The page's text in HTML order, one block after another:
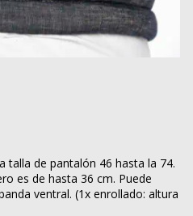
talla de pantalón 46 hasta la 74.
es de hasta 36 cm. Puede
ventral. (1x enrollado: altura